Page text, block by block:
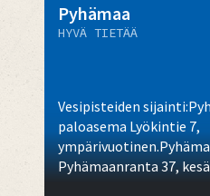
Pyhämaa
HYVÄ TIETÄÄ
Vesipisteiden
paloasema Lyökintie 7,
Pyhämaanranta 37,